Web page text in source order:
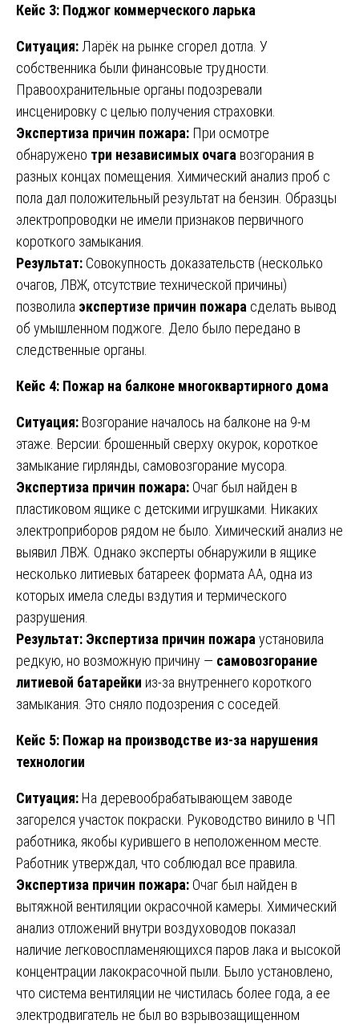
Кейс 3: Поджог коммерческого ларька
Ситуация: Ларёк на рынке сгорел дотла. У
собственника были финансовые трудности.
Правоохранительные органы подозревали
инсценировку с целью получения страховки.
Экспертиза причин пожара: При осмотре
обнаружено три независимых очага возгорания в
разных концах помещения. Химический анализ проб с
пола дал положительный результат на бензин. Образцы
электропроводки не имели признаков первичного
короткого замыкания.
Результат: Совокупность доказательств (несколько
очагов, ЛВЖ, отсутствие технической причины)
позволила экспертизе причин пожара сделать вывод
об умышленном поджоге. Дело было передано в
следственные органы.
Кейс 4: Пожар на балконе многоквартирного дома
Ситуация: Возгорание началось на балконе на 9-м
этаже. Версии: брошенный сверху окурок, короткое
замыкание гирлянды, самовозгорание мусора.
Экспертиза причин пожара: Очаг был найден в
пластиковом ящике с детскими игрушками. Никаких
электроприборов рядом не было. Химический анализ не
выявил ЛВЖ. Однако эксперты обнаружили в ящике
несколько литиевых батареек формата АА, одна из
которых имела следы вздутия и термического
разрушения.
Результат: Экспертиза причин пожара установила
редкую, но возможную причину — самовозгорание
литиевой батарейки из-за внутреннего короткого
замыкания. Это сняло подозрения с соседей.
Кейс 5: Пожар на производстве из-за нарушения
технологии
Ситуация: На деревообрабатывающем заводе
загорелся участок покраски. Руководство винило в ЧП
работника, якобы курившего в неположенном месте.
Работник утверждал, что соблюдал все правила.
Экспертиза причин пожара: Очаг был найден в
вытяжной вентиляции окрасочной камеры. Химический
анализ отложений внутри воздуховодов показал
наличие легковоспламеняющихся паров лака и высокой
концентрации лакокрасочной пыли. Было установлено,
что система вентиляции не чистилась более года, а ее
электродвигатель не был во взрывозащищенном